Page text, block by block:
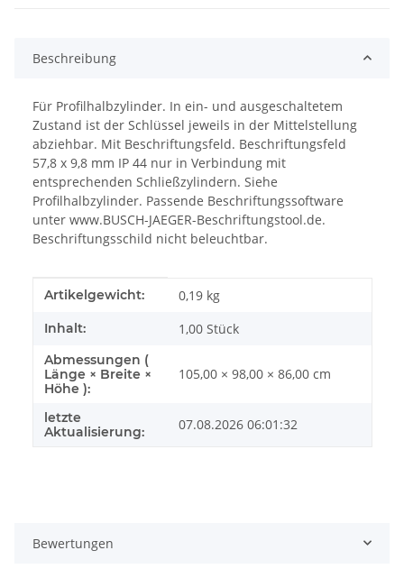
Beschreibung
Für Profilhalbzylinder. In ein- und ausgeschaltetem
Zustand ist der Schlüssel jeweils in der Mittelstellung
abziehbar. Mit Beschriftungsfeld. Beschriftungsfeld
57,8 x 9,8 mm IP 44 nur in Verbindung mit
entsprechenden Schließzylindern. Siehe
Profilhalbzylinder. Passende Beschriftungssoftware
unter www.BUSCH-JAEGER-Beschriftungstool.de.
Beschriftungsschild nicht beleuchtbar.
Produkteigenschaft
Wert
Artikelgewicht: 0,19 kg
Inhalt: 1,00 Stück
Abmessungen (
Länge × Breite ×
Höhe ):
105,00 × 98,00 × 86,00 cm
letzte
Aktualisierung:
07.08.2026 06:01:32
Bewertungen